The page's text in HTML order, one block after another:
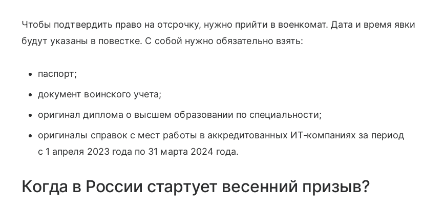
Чтобы подтвердить право на отсрочку, нужно прийти в военкомат. Дата и время явки
будут указаны в повестке. С собой нужно обязательно взять:
паспорт;
документ воинского учета;
оригинал диплома о высшем образовании по специальности;
оригиналы справок с мест работы в аккредитованных ИТ‑компаниях за период
с 1 апреля 2023 года по 31 марта 2024 года.
Когда в России стартует весенний призыв?